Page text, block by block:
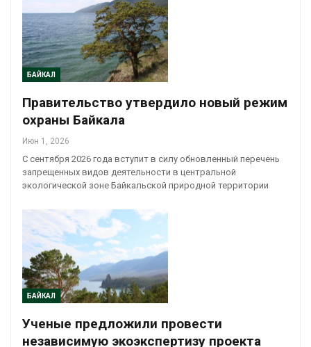
БАЙКАЛ
Правительство утвердило новый режим
охраны Байкала
Июн 1, 2026
С сентября 2026 года вступит в силу обновленный перечень
запрещенных видов деятельности в центральной
экологической зоне Байкальской природной территории
БАЙКАЛ
Ученые предложили провести
независимую экоэкспертизу проекта